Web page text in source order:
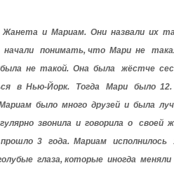
и Мариам. Они назвали
понимать, что Мари не
не такой. Она была жёстче
в Нью-Йорк. Тогда Мари было
было много друзей и была
звонила и говорила о
3 года. Мариам
глаза, которые иногда